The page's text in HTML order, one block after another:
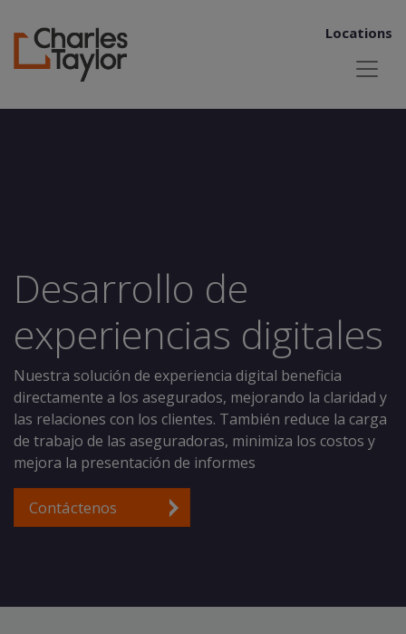
Locations
Desarrollo de
experiencias digitales
Nuestra solución de experiencia digital beneficia
directamente a los asegurados, mejorando la claridad y
las relaciones con los clientes. También reduce la carga
de trabajo de las aseguradoras, minimiza los costos y
mejora la presentación de informes
Contáctenos